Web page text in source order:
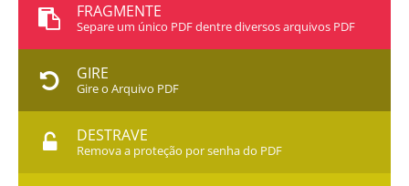
FRAGMENTE
Separe um único PDF dentre diversos arquivos PDF
GIRE
Gire o Arquivo PDF
DESTRAVE
Remova a proteção por senha do PDF